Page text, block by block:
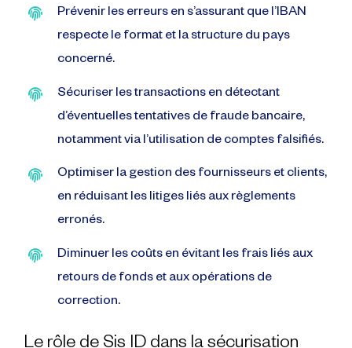
Prévenir les erreurs en s’assurant que l’IBAN
respecte le format et la structure du pays
concerné.
Sécuriser les transactions en détectant
d’éventuelles tentatives de fraude bancaire,
notamment via l’utilisation de comptes falsifiés.
Optimiser la gestion des fournisseurs et clients,
en réduisant les litiges liés aux règlements
erronés.
Diminuer les coûts en évitant les frais liés aux
retours de fonds et aux opérations de
correction.